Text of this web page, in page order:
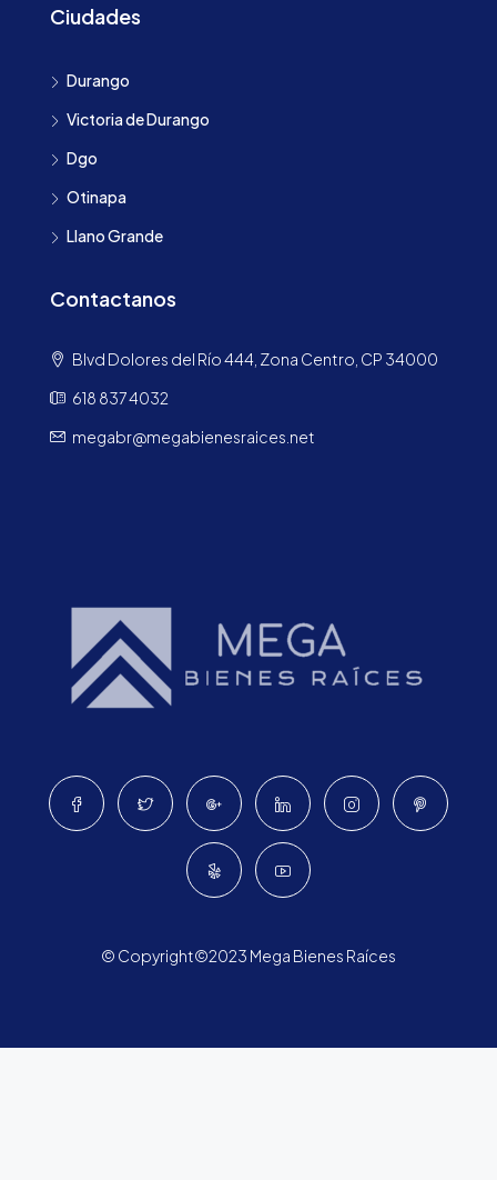
Ciudades
Durango
Victoria de Durango
Dgo
Otinapa
Llano Grande
Contactanos
Blvd Dolores del Río 444, Zona Centro, CP 34000
618 837 4032
megabr@megabienesraices.net
© Copyright©2023 Mega Bienes Raíces